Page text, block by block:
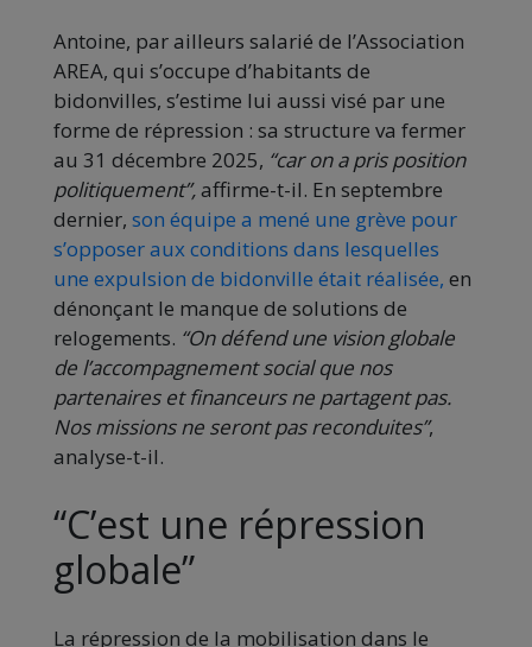
Antoine, par ailleurs salarié de l’Association
AREA, qui s’occupe d’habitants de
bidonvilles, s’estime lui aussi visé par une
forme de répression : sa structure va fermer
au 31 décembre 2025, “car on a pris position
politiquement”,affirme-t-il. En septembre
dernier, son équipe a mené une grève pour
s’opposer aux conditions dans lesquelles
une expulsion de bidonville était réalisée, en
dénonçant le manque de solutions de
relogements. “On défend une vision globale
de l’accompagnement social que nos
partenaires et financeurs ne partagent pas.
Nos missions ne seront pas reconduites”,
analyse-t-il.
“C’est une répression
globale”
La répression de la mobilisation dans le